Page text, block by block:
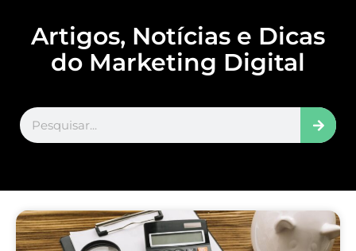
Artigos, Notícias e Dicas
do Marketing Digital